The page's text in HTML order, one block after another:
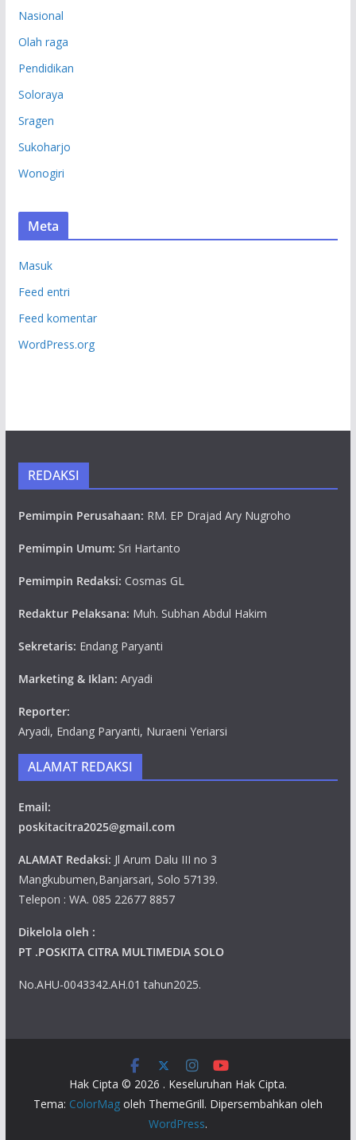
Nasional
Olah raga
Pendidikan
Soloraya
Sragen
Sukoharjo
Wonogiri
Meta
Masuk
Feed entri
Feed komentar
WordPress.org
REDAKSI
Pemimpin Perusahaan: RM. EP Drajad Ary Nugroho
Pemimpin Umum: Sri Hartanto
Pemimpin Redaksi: Cosmas GL
Redaktur Pelaksana: Muh. Subhan Abdul Hakim
Sekretaris: Endang Paryanti
Marketing & Iklan: Aryadi
Reporter:
Aryadi, Endang Paryanti, Nuraeni Yeriarsi
ALAMAT REDAKSI
Email:
poskitacitra2025@gmail.com
ALAMAT Redaksi: Jl Arum Dalu III no 3
Mangkubumen,Banjarsari, Solo 57139.
Telepon : WA. 085 22677 8857
Dikelola oleh :
PT .POSKITA CITRA MULTIMEDIA SOLO
No.AHU-0043342.AH.01 tahun2025.
Hak Cipta © 2026 . Keseluruhan Hak Cipta.
Tema: ColorMagoleh ThemeGrill. Dipersembahkan oleh
WordPress.